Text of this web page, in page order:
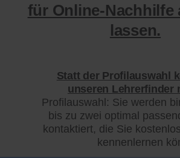
für Online-Nachhilfe
lassen.
Statt der Profilauswahl
unseren Lehrerfinder
Profilauswahl: Sie werden
bis zu zwei optimal
kontaktiert, die Sie
kennenlernen